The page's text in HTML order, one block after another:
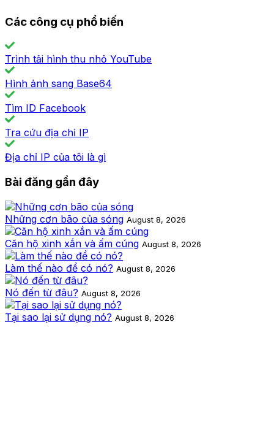
Các công cụ phổ biến
Trình tải hình thu nhỏ YouTube
Hình ảnh sang Base64
Tìm ID Facebook
Tra cứu địa chỉ IP
Địa chỉ IP của tôi là gì
Bài đăng gần đây
Những cơn bão của sóng August 8, 2026
Căn hộ xinh xắn và ấm cúng August 8, 2026
Làm thế nào để có nó? August 8, 2026
Nó đến từ đâu? August 8, 2026
Tại sao lại sử dụng nó? August 8, 2026